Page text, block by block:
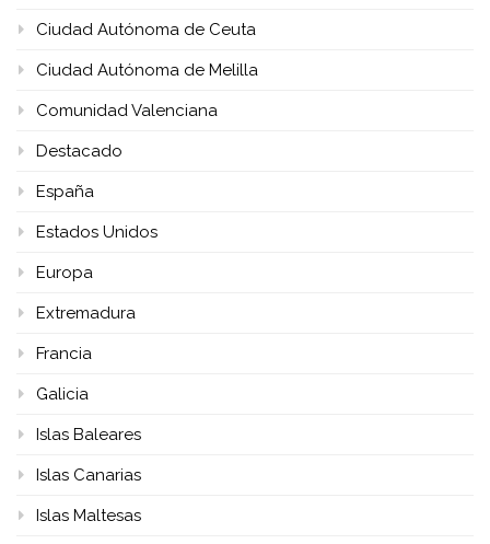
Ciudad Autónoma de Ceuta
Ciudad Autónoma de Melilla
Comunidad Valenciana
Destacado
España
Estados Unidos
Europa
Extremadura
Francia
Galicia
Islas Baleares
Islas Canarias
Islas Maltesas